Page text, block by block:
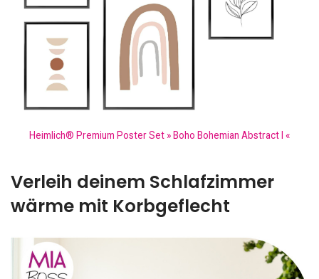
Heimlich® Premium Poster Set » Boho Bohemian Abstract I «
Verleih deinem Schlafzimmer
wärme mit Korbgeflecht